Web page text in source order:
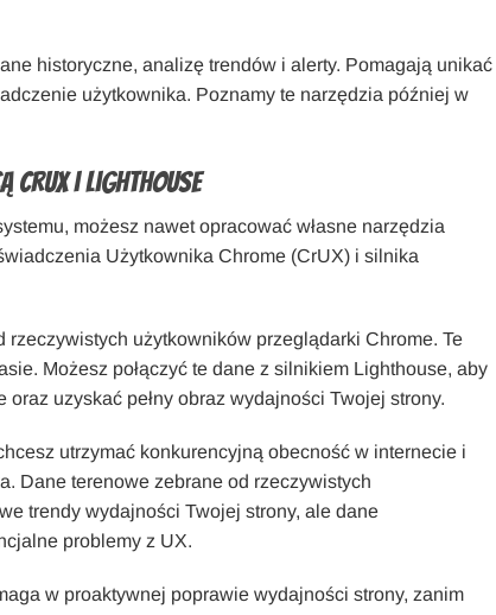
historyczne, analizę trendów i alerty. Pomagają unikać
użytkownika. Poznamy te narzędzia później w
CrUX i Lighthouse
możesz nawet opracować własne narzędzia
Użytkownika Chrome (CrUX) i silnika
użytkowników przeglądarki Chrome. Te
Możesz połączyć te dane z silnikiem Lighthouse, aby
uzyskać pełny obraz wydajności Twojej strony.
utrzymać konkurencyjną obecność w internecie i
Dane terenowe zebrane od rzeczywistych
trendy wydajności Twojej strony, ale dane
problemy z UX.
w proaktywnej poprawie wydajności strony, zanim